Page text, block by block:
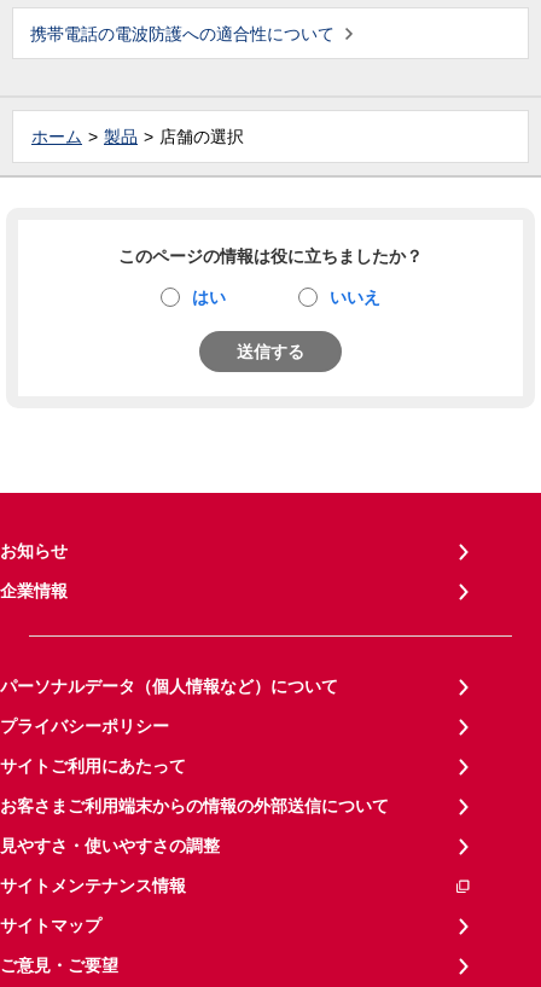
携帯電話の電波防護への適合性について
ホーム 製品 店舗の選択
このページの情報は役に立ちましたか？
はい いいえ
送信する
お知らせ
企業情報
パーソナルデータ（個人情報など）について
プライバシーポリシー
サイトご利用にあたって
お客さまご利用端末からの情報の外部送信について
見やすさ・使いやすさの調整
サイトメンテナンス情報
サイトマップ
ご意見・ご要望